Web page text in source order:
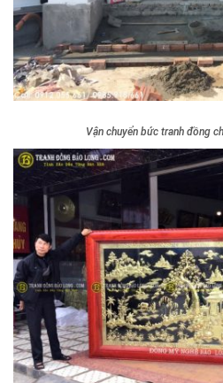
Vận chuyển bức tranh đồng